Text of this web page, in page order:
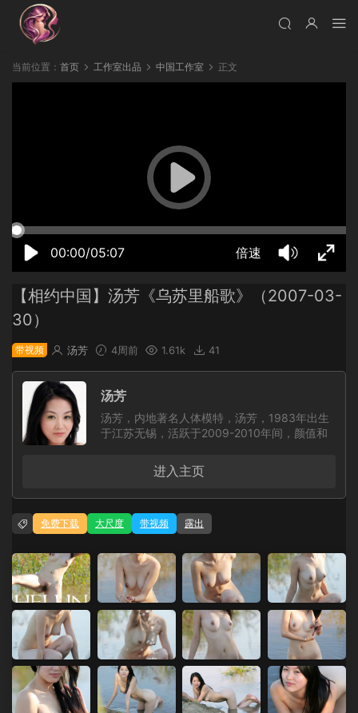
当前位置： 首页 工作室出品 中国工作室 正文
00:00/05:07 倍速
50% 75% 100%
【相约中国】汤芳《乌苏里船歌》（2007-03-
30）
带视频 汤芳 4周前 1.61k 41
汤芳
汤芳，内地著名人体模特，汤芳，1983年出生
于江苏无锡，活跃于2009-2010年间，颜值和
国》（MetCN）拍摄过几套尺度颇大的人体摄
影作品，在当时开创了大尺度人体摄影的先河，
私处，汤芳是首批不遮挡私处的人体模特，在有
摄手法在当时的摄影圈里掀起了一阵“艺术还是
色情的讨论”，也使得汤芳名声大震。随后汤芳
迅速的消失在人们的视野，除了《相约中国》的
几套作品，网上并没有其他私拍作品流出。
进入主页
免费下载 大尺度 带视频 露出